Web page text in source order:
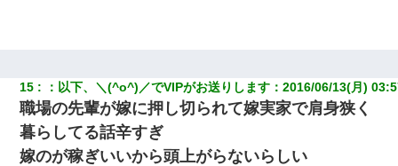
15 ： 以下、＼(^o^)／でVIPがお送りします ：2016/06/13(月)
職場の先輩が嫁に押し切られて嫁実家で肩身狭く
暮らしてる話辛すぎ
嫁のが稼ぎいいから頭上がらないらしい